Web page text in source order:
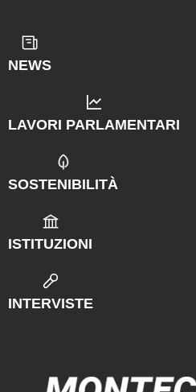
NEWS
LAVORI PARLAMENTARI
SOSTENIBILITÀ
ISTITUZIONI
INTERVISTE